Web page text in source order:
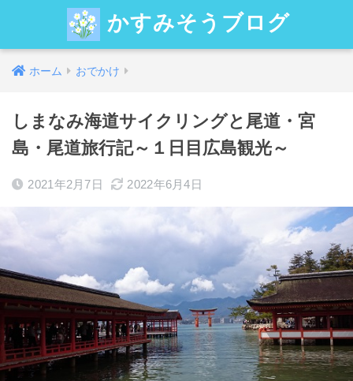
かすみそうブログ
ホーム おでかけ
しまなみ海道サイクリングと尾道・宮
島・尾道旅行記～１日目広島観光～
2021年2月7日 2022年6月4日